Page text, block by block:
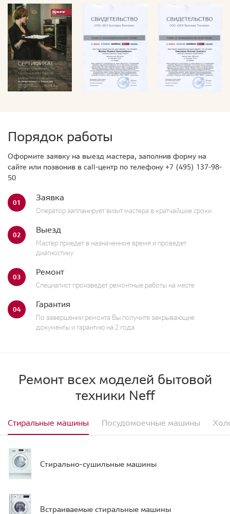
Порядок работы
Оформите заявку на выезд мастера, заполнив форму на
сайте или позвонив в call-центр по телефону +7 (495) 137-98-
50
01 Заявка
Оператор запланирует визит мастера в кратчайшие сроки.
02 Выезд
Мастер приедет в назначенное время и проведет
диагностику
03 Ремонт
Специалист произведет ремонтные работы на месте
04 Гарантия
По завершении ремонта Вы получите закрывающие
документы и гарантию на 2 года
Ремонт всех моделей бытовой
техники Neff
Стиральные машины Посудомоечные машины
Стирально-сушильные машины
Встраиваемые стиральные машины